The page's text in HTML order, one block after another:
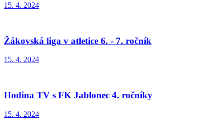
15. 4. 2024
Žákovská liga v atletice 6. - 7. ročník
15. 4. 2024
Hodina TV s FK Jablonec 4. ročníky
15. 4. 2024